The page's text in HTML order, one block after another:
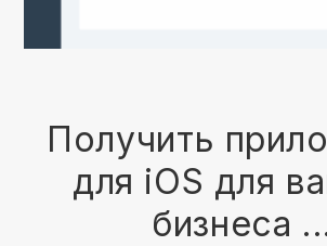
Получить
для iOS для
бизнеса